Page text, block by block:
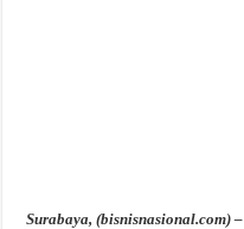
Surabaya, (bisnisnasional.com) –